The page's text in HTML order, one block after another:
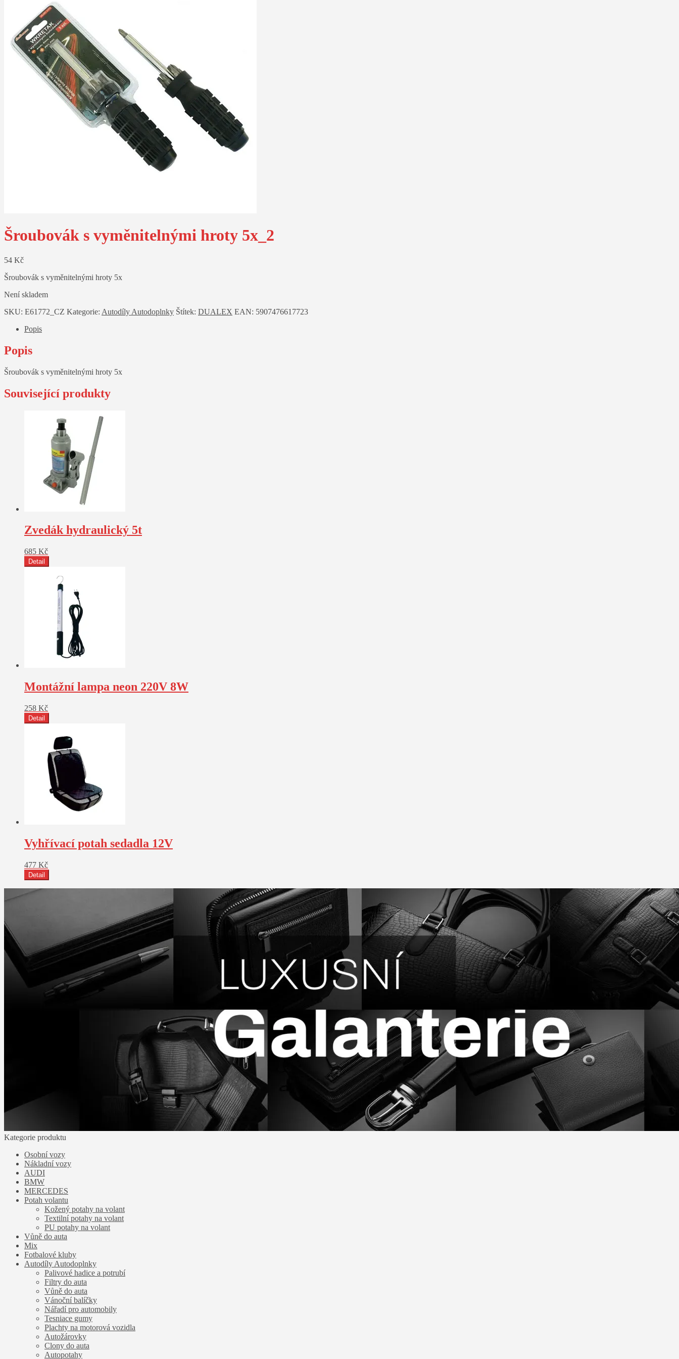
Šroubovák s vyměnitelnými hroty 5x_2
54 Kč
Šroubovák s vyměnitelnými hroty 5x
Není skladem
SKU: E61772_CZ Kategorie: Autodíly Autodoplnky Štítek: DUALEX EAN: 5907476617723
Popis
Popis
Šroubovák s vyměnitelnými hroty 5x
Související produkty
Zvedák hydraulický 5t
685 Kč
Detail
Montážní lampa neon 220V 8W
258 Kč
Detail
Vyhřívací potah sedadla 12V
477 Kč
Detail
Kategorie produktu
Osobní vozy
Nákladní vozy
AUDI
BMW
MERCEDES
Potah volantu
Kožený potahy na volant
Textilní potahy na volant
PU potahy na volant
Vůně do auta
Mix
Fotbalové kluby
Autodíly Autodoplnky
Palivové hadice a potrubí
Filtry do auta
Vůně do auta
Vánoční balíčky
Nářadí pro automobily
Tesniace gumy
Plachty na motorová vozidla
Autožárovky
Clony do auta
Autopotahy